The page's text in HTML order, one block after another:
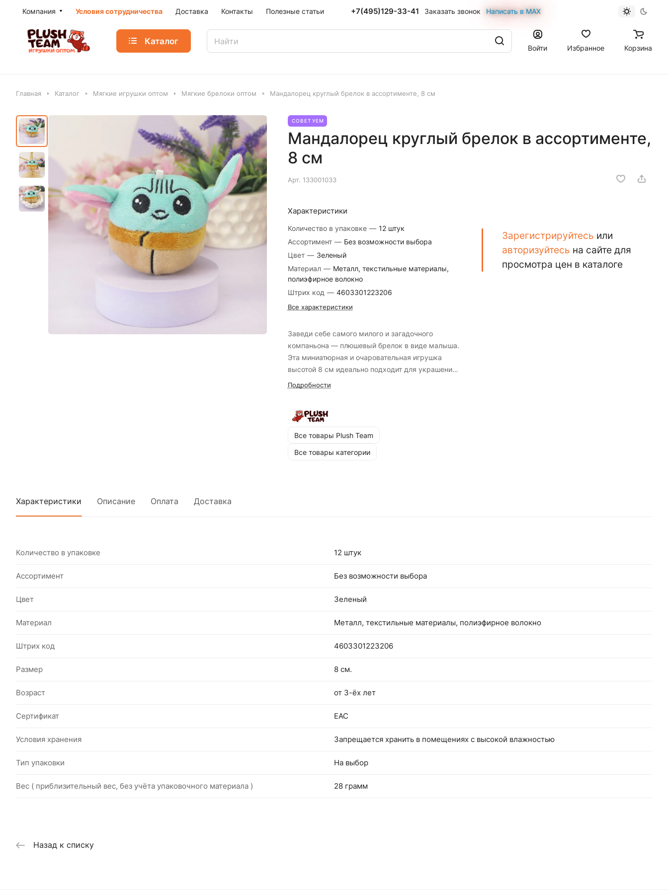
Компания Условия сотрудничества Доставка Контакты Полезные статьи +7(495)129-33-41 Заказать звонок Написать в MAX
Каталог
Войти Избранное Корзина
Главная Каталог Мягкие игрушки оптом Мягкие брелоки оптом Мандалорец круглый брелок в ассортименте, 8 см
СОВЕТУЕМ
Мандалорец круглый брелок в ассортименте,
8 см
Арт. 133001033
Характеристики
Количество в упаковке — 12 штук
Ассортимент — Без возможности выбора
Цвет — Зеленый
Материал — Металл, текстильные материалы,
полиэфирное волокно
Штрих код — 4603301223206
Все характеристики
Заведи себе самого милого и загадочного
компаньона — плюшевый брелок в виде малыша.
Эта миниатюрная и очаровательная игрушка
высотой 8 см идеально подходит для украшения
ваших ключей, рюкзака или сумки. Кругленький и
безопасным и приятным на ощупь. Его
использовании и добавит стильную деталь
вашему повседневному образу.
Подробности
Все товары Plush Team
Все товары категории
Зарегистрируйтесь или
авторизуйтесь на сайте для
просмотра цен в каталоге
Характеристики Описание Оплата Доставка
Количество в упаковке 12 штук
Ассортимент Без возможности выбора
Цвет Зеленый
Материал Металл, текстильные материалы, полиэфирное волокно
Штрих код 4603301223206
Размер 8 см.
Возраст от 3-ёх лет
Сертификат EAC
Условия хранения Запрещается хранить в помещениях с высокой влажностью
Тип упаковки На выбор
Вес ( приблизительный вес, без учёта упаковочного материала ) 28 грамм
Назад к списку